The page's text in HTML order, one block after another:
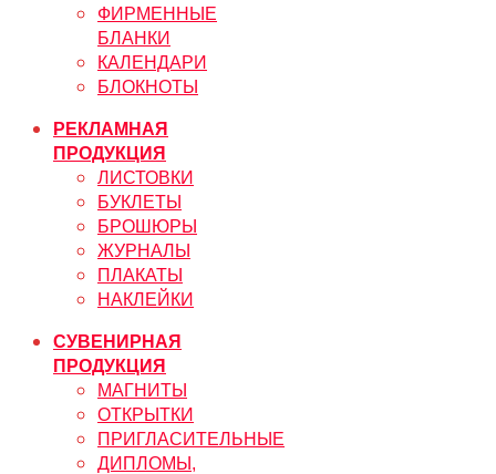
ФИРМЕННЫЕ
БЛАНКИ
КАЛЕНДАРИ
БЛОКНОТЫ
РЕКЛАМНАЯ
ПРОДУКЦИЯ
ЛИСТОВКИ
БУКЛЕТЫ
БРОШЮРЫ
ЖУРНАЛЫ
ПЛАКАТЫ
НАКЛЕЙКИ
СУВЕНИРНАЯ
ПРОДУКЦИЯ
МАГНИТЫ
ОТКРЫТКИ
ПРИГЛАСИТЕЛЬНЫЕ
ДИПЛОМЫ,